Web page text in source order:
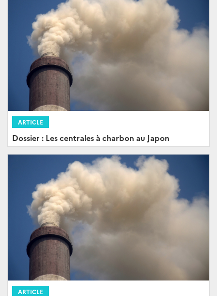
ARTICLE
Dossier : Les centrales à charbon au Japon
ARTICLE